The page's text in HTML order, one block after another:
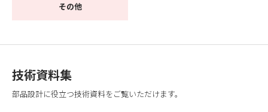
その他
技術資料集
部品設計に役立つ技術資料をご覧いただけます。